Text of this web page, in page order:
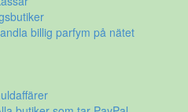
billig parfym på nätet